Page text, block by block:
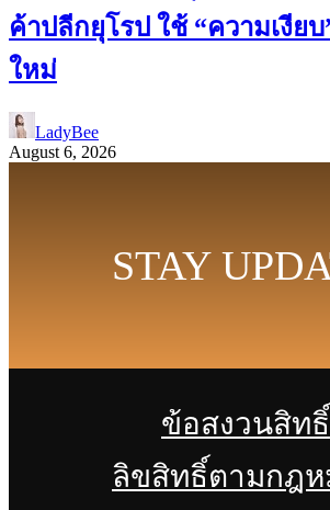
ค้าปลีกยุโรป ใช้ “ความเงียบ
ใหม่
LadyBee
August 6, 2026
STAY
ข้อสงวนสิทธิ์
ลิขสิทธิ์ตามกฎห